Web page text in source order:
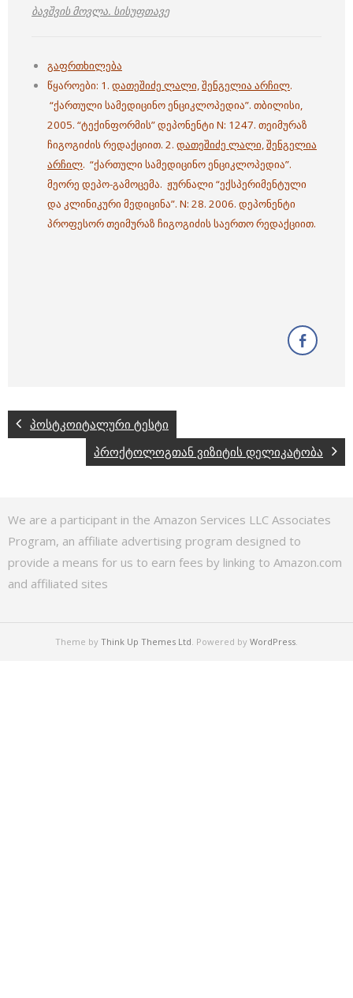
ბავშვის მოვლა. სისუფთავე
გაფრთხილება
წყაროები: 1. დათეშიძე ლალი,შენგელია არჩილ.
“ქართული სამედიცინო ენციკლოპედია”. თბილისი,
2005. “ტექინფორმის” დეპონენტი N: 1247. თეიმურაზ
ჩიგოგიძის რედაქციით. 2. დათეშიძე ლალი,შენგელია
არჩილ. “ქართული სამედიცინო ენციკლოპედია”.
მეორე დეპო-გამოცემა. ჟურნალი “ექსპერიმენტული
და კლინიკური მედიცინა”. N: 28. 2006. დეპონენტი
პროფესორ თეიმურაზ ჩიგოგიძის საერთო რედაქციით.
პოსტკოიტალური ტესტი
პროქტოლოგთან ვიზიტის დელიკატობა
We are a participant in the Amazon Services LLC Associates
Program, an affiliate advertising program designed to
provide a means for us to earn fees by linking to Amazon.com
and affiliated sites
Theme by Think Up Themes Ltd . Powered by WordPress